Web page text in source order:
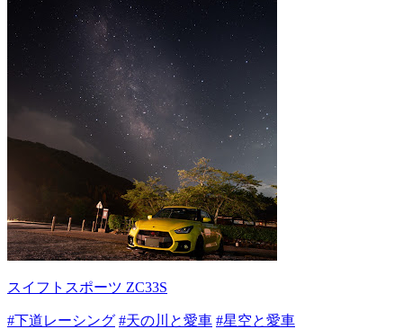
スイフトスポーツ ZC33S
#下道レーシング #天の川と愛車 #星空と愛車